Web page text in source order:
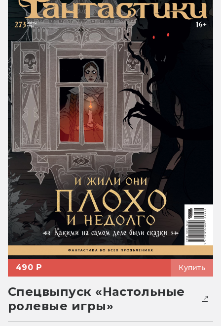
490 ₽ Купить
Спецвыпуск «Настольные
ролевые игры»